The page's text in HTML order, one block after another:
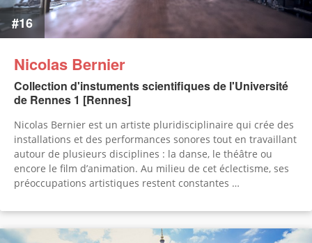
#16
Nicolas Bernier
Collection d'instuments scientifiques de l'Université
de Rennes 1 [Rennes]
Nicolas Bernier est un artiste pluridisciplinaire qui crée des
installations et des performances sonores tout en travaillant
autour de plusieurs disciplines : la danse, le théâtre ou
encore le film d’animation. Au milieu de cet éclectisme, ses
préoccupations artistiques restent constantes …